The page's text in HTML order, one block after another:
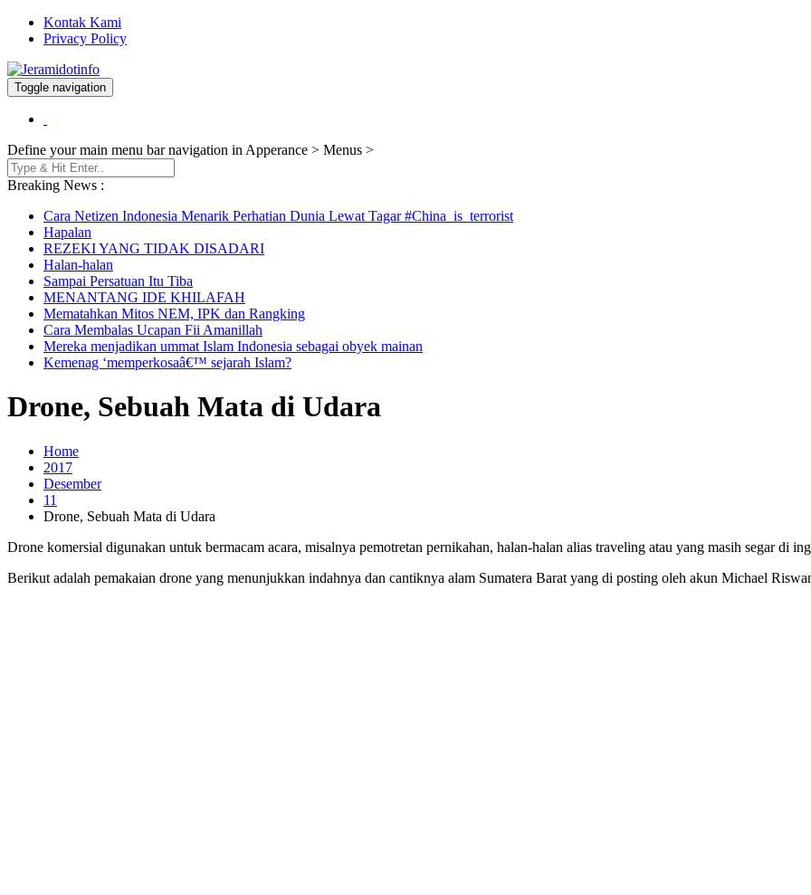
Kontak Kami
Privacy Policy
Jeramidotinfo
Berita dan Informasi Terkini
Toggle navigation
Define your main menu bar navigation in Apperance > Menus >
Breaking News :
Cara Netizen Indonesia Menarik Perhatian Dunia Lewat Tagar #China_is_terrorist
Hapalan
REZEKI YANG TIDAK DISADARI
Halan-halan
Sampai Persatuan Itu Tiba
MENANTANG IDE KHILAFAH
Mematahkan Mitos NEM, IPK dan Rangking
Cara Membalas Ucapan Fii Amanillah
Mereka menjadikan ummat Islam Indonesia sebagai obyek mainan
Kemenag ‘memperkosaâ€™ sejarah Islam?
Drone, Sebuah Mata di Udara
Home
2017
Desember
11
Drone, Sebuah Mata di Udara
Drone komersial digunakan untuk bermacam acara, misalnya pemotretan pernikahan, halan-halan alias traveling atau yang masih segar di
Berikut adalah pemakaian drone yang menunjukkan indahnya dan cantiknya alam Sumatera Barat yang di posting oleh akun Michael